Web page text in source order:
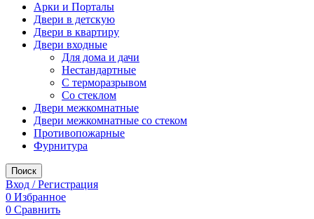
Арки и Порталы
Двери в детскую
Двери в квартиру
Двери входные
Для дома и дачи
Нестандартные
С терморазрывом
Со стеклом
Двери межкомнатные
Двери межкомнатные со стеком
Противопожарные
Фурнитура
Поиск
Вход / Регистрация
0 Избранное
0 Сравнить